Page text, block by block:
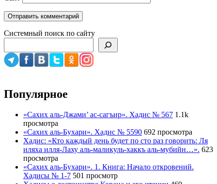
Системный поиск по сайту
Популярное
«Сахих аль-Джами’ ас-сагъир». Хадис № 567 1.1k
просмотра
«Сахих аль-Бухари». Хадис № 5590 692 просмотра
Хадис: «Кто каждый день будет по сто раз говорить: Ля
иляха илля-Лаху аль-маликуль-хаккъ аль-мубийн…». 623
просмотра
«Сахих аль-Бухари». 1. Книга: Начало откровений.
Хадисы № 1-7 501 просмотр